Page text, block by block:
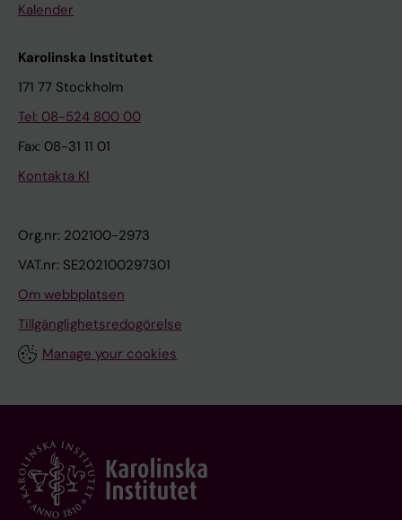
Kalender
Karolinska Institutet
171 77 Stockholm
Tel: 08-524 800 00
Fax: 08-31 11 01
Kontakta KI
Org.nr: 202100-2973
VAT.nr: SE202100297301
Om webbplatsen
Tillgänglighetsredogörelse
Manage your cookies